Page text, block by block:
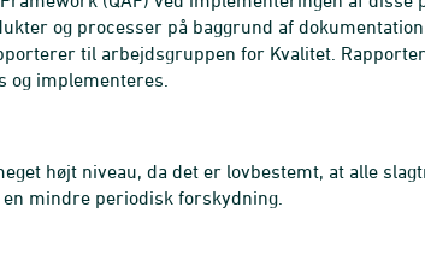
og processer på baggrund af
til arbejdsgruppen for Kvalitet.
implementeres.
højt niveau, da det er lovbestemt, at alle
mindre periodisk forskydning.